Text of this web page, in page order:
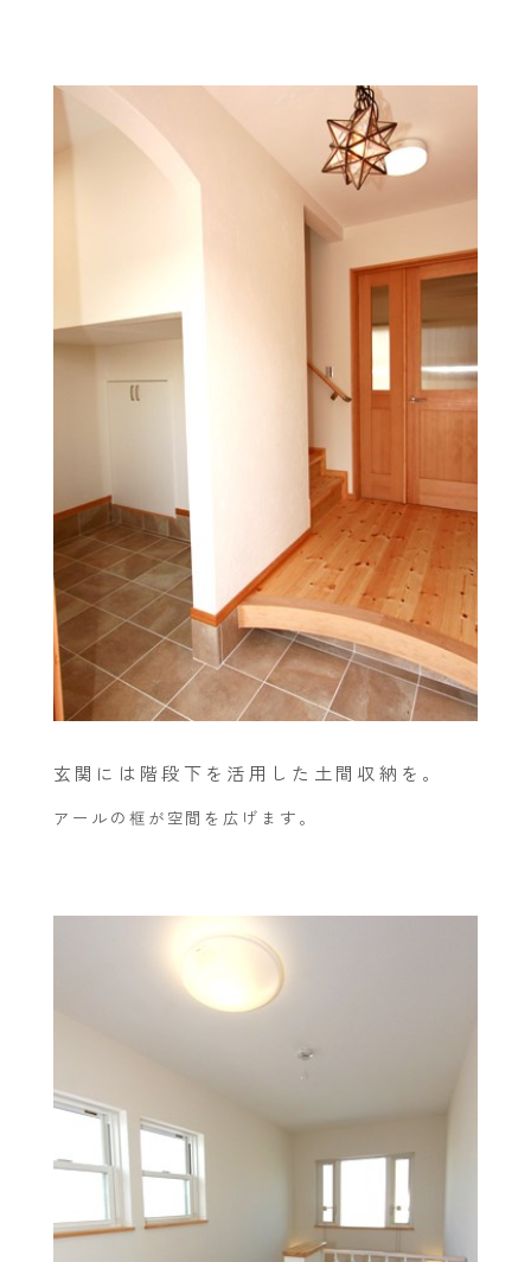
玄関には階段下を活用した土間収納を。
アールの框が空間を広げます。